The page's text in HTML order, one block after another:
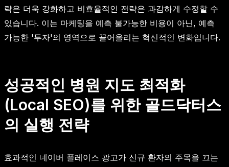
략은 더욱 강화하고 비효율적인 전략은 과감하게 수정할 수
있습니다. 이는 마케팅을 예측 불가능한 비용이 아닌, 예측
가능한 '투자'의 영역으로 끌어올리는 혁신적인 변화입니다.
성공적인 병원 지도 최적화
(Local SEO)를 위한 골드닥터스
의 실행 전략
효과적인 네이버 플레이스 광고가 신규 환자의 주목을 끄는